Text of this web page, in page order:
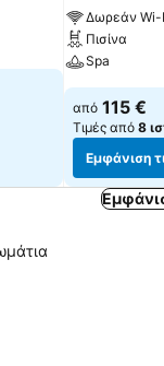
Δωρεάν Wi-
Πισίνα
Spa
από 115 €
Τιμές από 8
Εμφάνιση